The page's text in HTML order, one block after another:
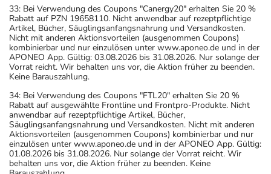
33: Bei Verwendung des Coupons "Canergy20" erhalten Sie 20 %
Rabatt auf PZN 19658110. Nicht anwendbar auf rezeptpflichtige
Artikel, Bücher, Säuglingsanfangsnahrung und Versandkosten.
Nicht mit anderen Aktionsvorteilen (ausgenommen Coupons)
kombinierbar und nur einzulösen unter www.aponeo.de und in der
APONEO App. Gültig: 03.08.2026 bis 31.08.2026. Nur solange der
Vorrat reicht. Wir behalten uns vor, die Aktion früher zu beenden.
Keine Barauszahlung.
34: Bei Verwendung des Coupons "FTL20" erhalten Sie 20 %
Rabatt auf ausgewählte Frontline und Frontpro-Produkte. Nicht
anwendbar auf rezeptpflichtige Artikel, Bücher,
Säuglingsanfangsnahrung und Versandkosten. Nicht mit anderen
Aktionsvorteilen (ausgenommen Coupons) kombinierbar und nur
einzulösen unter www.aponeo.de und in der APONEO App. Gültig:
01.08.2026 bis 31.08.2026. Nur solange der Vorrat reicht. Wir
behalten uns vor, die Aktion früher zu beenden. Keine